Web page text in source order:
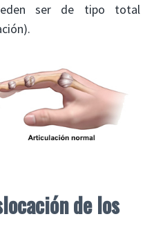
ser de tipo total
de los